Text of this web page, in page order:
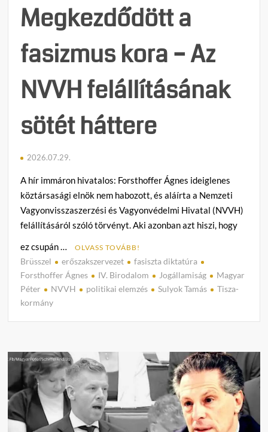
Megkezdődött a
fasizmus kora – Az
NVVH felállításának
sötét háttere
2026.07.29.
A hír immáron hivatalos: Forsthoffer Ágnes ideiglenes
köztársasági elnök nem habozott, és aláírta a Nemzeti
Vagyonvisszaszerzési és Vagyonvédelmi Hivatal (NVVH)
felállításáról szóló törvényt. Aki azonban azt hiszi, hogy
ez csupán …
OLVASS TOVÁBB!
Brüsszel erőszakszervezet
fasiszta diktatúra
Forsthoffer Ágnes
IV. Birodalom Jogállamiság
Magyar
Péter
NVVH politikai elemzés Sulyok Tamás
Tisza-
kormány
t
on
a